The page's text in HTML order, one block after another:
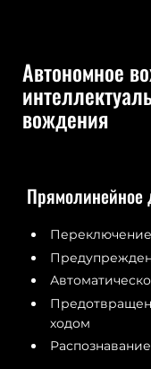
Автономное
вождения
Прямолинейное
ходом